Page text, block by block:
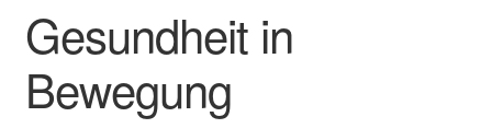
Gesundheit in
Bewegung